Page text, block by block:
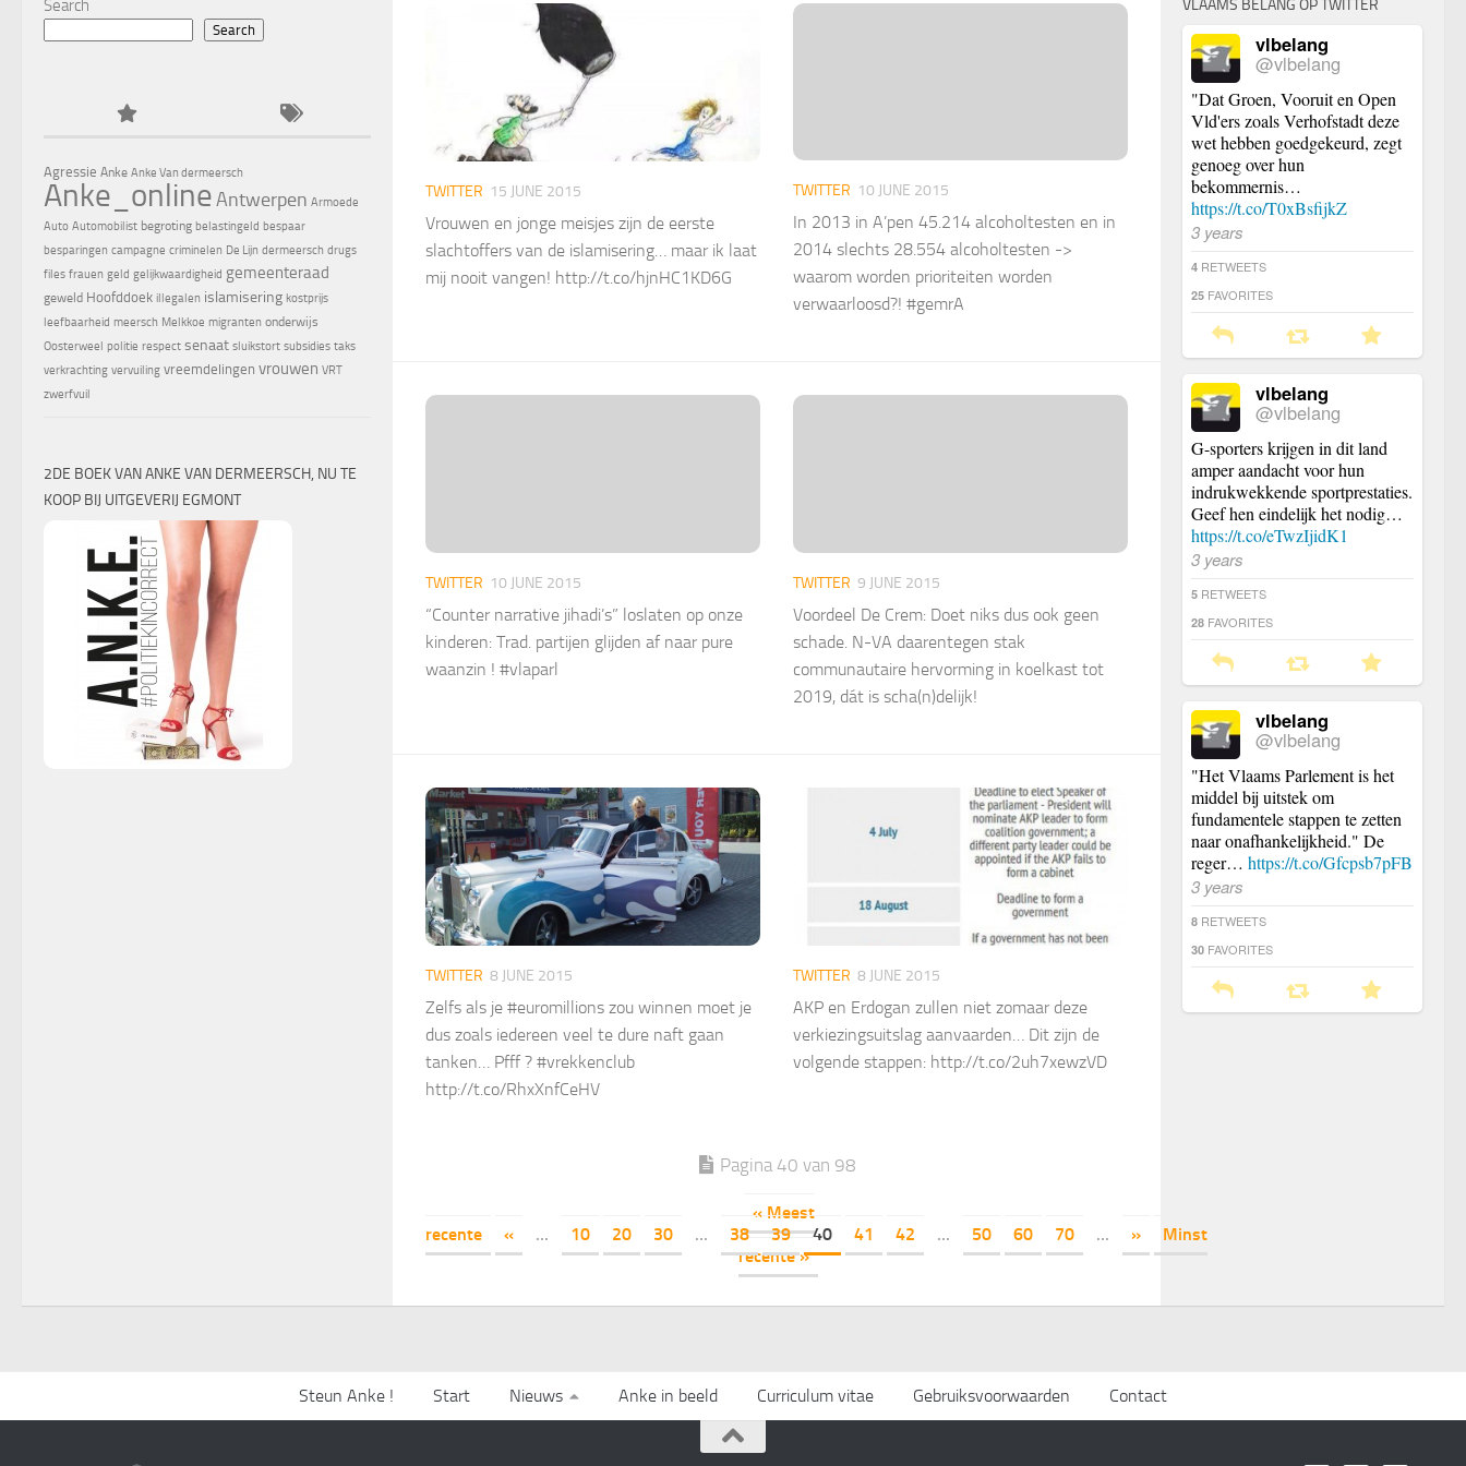
TWITTER 15 JUNE 2015
Vrouwen en jonge meisjes zijn de eerste
slachtoffers van de islamisering… maar ik laat
mij nooit vangen! http://t.co/hjnHC1KD6G
TWITTER 10 JUNE 2015
In 2013 in A’pen 45.214 alcoholtesten en in
2014 slechts 28.554 alcoholtesten ->
waarom worden prioriteiten worden
verwaarloosd?! #gemrA
TWITTER 10 JUNE 2015
“Counter narrative jihadi’s” loslaten op onze
kinderen: Trad. partijen glijden af naar pure
waanzin ! #vlaparl
TWITTER 9 JUNE 2015
Voordeel De Crem: Doet niks dus ook geen
schade. N-VA daarentegen stak
communautaire hervorming in koelkast tot
2019, dát is scha(n)delijk!
TWITTER 8 JUNE 2015
Zelfs als je #euromillions zou winnen moet je
dus zoals iedereen veel te dure naft gaan
tanken… Pfff ? #vrekkenclub
http://t.co/RhxXnfCeHV
TWITTER 8 JUNE 2015
AKP en Erdogan zullen niet zomaar deze
verkiezingsuitslag aanvaarden… Dit zijn de
volgende stappen: http://t.co/2uh7xewzVD
Pagina 40 van 98
« Meest
recente
« ... 10 20 30 ... 38 39 40 41 42 ... 50 60 70 ... »
Minst
recente »
Search
Search
Agressie Anke Anke Van dermeersch
Anke_onlineAntwerpen Armoede
Auto Automobilist begroting belastingeld bespaar
besparingen campagne criminelen De Lijn dermeersch drugs
files frauen geld gelijkwaardigheid gemeenteraad
geweld Hoofddoek illegalen islamisering kostprijs
leefbaarheid meersch Melkkoe migranten onderwijs
Oosterweel politie respect senaat sluikstort subsidies taks
verkrachting vervuiling vreemdelingen vrouwen VRT
zwerfvuil
2DE BOEK VAN ANKE VAN DERMEERSCH, NU TE
KOOP BIJ UITGEVERIJ EGMONT
VLAAMS BELANG OP TWITTER
vlbelang
@vlbelang
"Dat Groen, Vooruit en Open
Vld'ers zoals Verhofstadt deze
wet hebben goedgekeurd, zegt
genoeg over hun
bekommernis…
https://t.co/T0xBsfijkZ
3 years
4 RETWEETS
25 FAVORITES
vlbelang
@vlbelang
G-sporters krijgen in dit land
amper aandacht voor hun
indrukwekkende sportprestaties.
Geef hen eindelijk het nodig…
https://t.co/eTwzIjidK1
3 years
5 RETWEETS
28 FAVORITES
vlbelang
@vlbelang
"Het Vlaams Parlement is het
middel bij uitstek om
fundamentele stappen te zetten
naar onafhankelijkheid." De
reger… https://t.co/Gfcpsb7pFB
3 years
8 RETWEETS
30 FAVORITES
Steun Anke ! Start Nieuws Anke in beeld Curriculum vitae Gebruiksvoorwaarden Contact